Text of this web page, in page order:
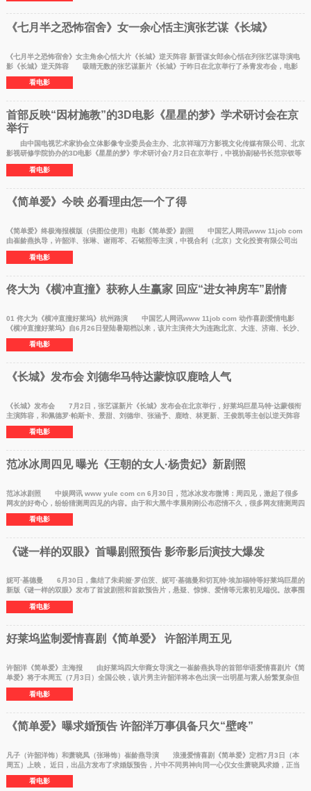
《七月半之恐怖宿舍》女一余心恬主演张艺谋《长城》
《七月半之恐怖宿舍》女主角余心恬大片《长城》逆天阵容 新晋谋女郎余心恬在列张艺谋导演电
影《长城》逆天阵容 吸睛无数的张艺谋新片《长城》于昨日在北京举行了杀青发布会，电影
《长城》的逆
看电影
首部反映“因材施教”的3D电影《星星的梦》学术研讨会在京
举行
​ 由中国电视艺术家协会立体影像专业委员会主办、北京祥瑞万方影视文化传媒有限公司、北京
影视研修学院协办的3D电影《星星的梦》学术研讨会7月2日在京举行，中视协副秘书长范宗钗等
领导同志和
看电影
《简单爱》今映 必看理由怎一个了得
《简单爱》终极海报横版（供图位使用）电影《简单爱》剧照 中国艺人网讯www 11job com
由崔龄燕执导，许韶洋、张琳、谢雨芩、石铭熙等主演，中视合利（北京）文化投资有限公司出
品。爱情电影
看电影
佟大为《横冲直撞》获称人生赢家 回应“进女神房车”剧情
01 佟大为《横冲直撞好莱坞》杭州路演 中国艺人网讯www 11job com 动作喜剧爱情电影
《横冲直撞好莱坞》自6月26日登陆暑期档以来，该片主演佟大为连跑北京、大连、济南、长沙、
杭州五座城市
看电影
《长城》发布会 刘德华马特达蒙惊叹鹿晗人气
《长城》发布会 7月2日，张艺谋新片《长城》发布会在北京举行，好莱坞巨星马特·达蒙领衔
主演阵容，和佩德罗·帕斯卡、景甜、刘德华、张涵予、鹿晗、林更新、王俊凯等主创以逆天阵容
亮相发布会
看电影
范冰冰周四见 曝光《王朝的女人·杨贵妃》新剧照
范冰冰剧照 中娱网讯 www yule com cn 6月30日，范冰冰发布微博：周四见，激起了很多
网友的好奇心，纷纷猜测周四见的内容。由于和大黑牛李晨刚刚公布恋情不久，很多网友猜测周四
见也许是喜
看电影
《谜一样的双眼》首曝剧照预告 影帝影后演技大爆发
妮可·基德曼 6月30日，集结了朱莉娅·罗伯茨、妮可·基德曼和切瓦特·埃加福特等好莱坞巨星的
新版《谜一样的双眼》发布了首波剧照和首款预告片，悬疑、惊悚、爱情等元素初见端倪。故事围
绕一起
看电影
好莱坞监制爱情喜剧《简单爱》 许韶洋周五见
许韶洋《简单爱》主海报 由好莱坞四大华裔女导演之一崔龄燕执导的首部华语爱情喜剧片《简
单爱》将于本周五（7月3日）全国公映，该片男主许韶洋将本色出演一出明星与素人纷繁复杂但
又不失温馨浪
看电影
《简单爱》曝求婚预告 许韶洋万事俱备只欠“壁咚”
凡子（许韶洋饰）和萧晓凤（张琳饰）崔龄燕导演 浪漫爱情喜剧《简单爱》定档7月3日（本
周五）上映， 近日，出品方发布了求婚版预告，片中不同男神向同一心仪女生萧晓凤求婚，正当
晓凤满心欢喜
看电影